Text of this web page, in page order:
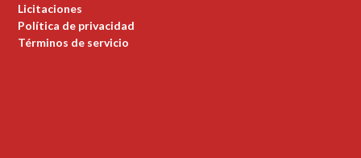
Licitaciones
Política de privacidad
Términos de servicio